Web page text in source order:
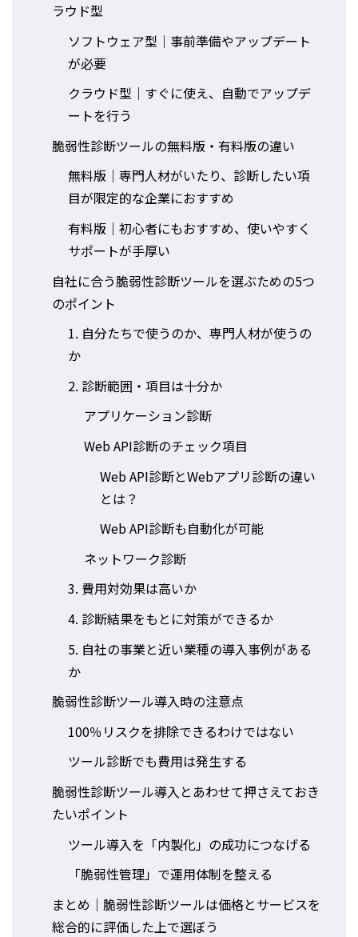
ラウド型
ソフトウェア型｜事前準備やアップデート
が必要
クラウド型｜すぐに使え、自動でアップデ
ートを行う
脆弱性診断ツールの無料版・有料版の違い
無料版｜専門人材がいたり、診断したい項
目が限定的な企業におすすめ
有料版｜初心者にもおすすめ、使いやすく
サポートが手厚い
自社に合う脆弱性診断ツールを選ぶための5つ
のポイント
1. 自分たちで使うのか、専門人材が使うの
か
2. 診断範囲・項目は十分か
アプリケーション診断
Web API診断のチェック項目
Web API診断とWebアプリ診断の違い
とは？
Web API診断も自動化が可能
ネットワーク診断
3. 費用対効果は高いか
4. 診断結果をもとに対策ができるか
5. 自社の事業と近い業種の導入事例がある
か
脆弱性診断ツール導入時の注意点
100％リスクを排除できるわけではない
ツール診断でも費用は発生する
脆弱性診断ツール導入とあわせて押さえておき
たいポイント
ツール導入を「内製化」の成功につなげる
「脆弱性管理」で運用体制を整える
まとめ｜脆弱性診断ツールは価格とサービスを
総合的に評価した上で選ぼう